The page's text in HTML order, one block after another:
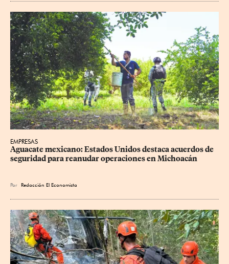
EMPRESAS
Aguacate mexicano: Estados Unidos destaca acuerdos de
seguridad para reanudar operaciones en Michoacán
Por Redacción El Economista